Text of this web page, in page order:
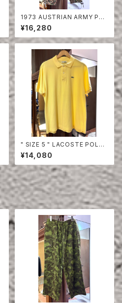
1973 AUSTRIAN ARMY PEA
DOT CAMO FIERD PANTS
¥16,280
" SIZE 5 " LACOSTE POLO
SHIRT YELLOW
¥14,080